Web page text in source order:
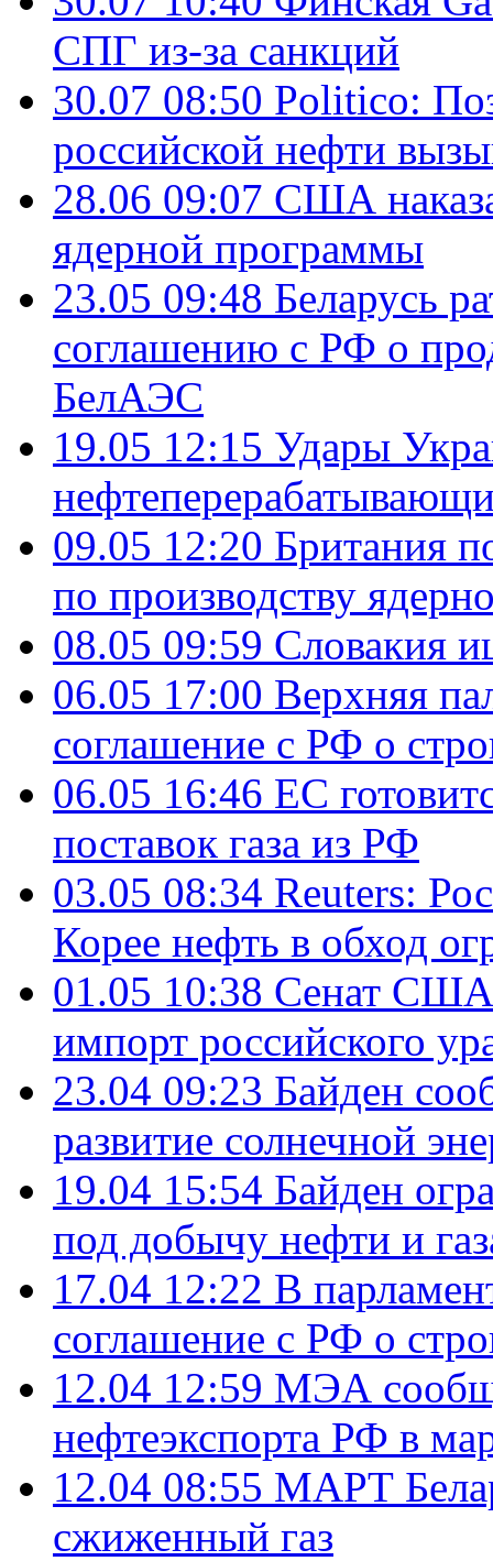
СПГ из-за санкций
30.07 08:50 Politico:
российской нефти
28.06 09:07 США
ядерной программы
23.05 09:48 Беларусь
соглашению с РФ о
БелАЭС
19.05 12:15 Удары
09.05 12:20 Британия
по производству
08.05 09:59 Словакия
06.05 17:00 Верхняя
соглашение с РФ о
06.05 16:46 ЕС
поставок газа из РФ
03.05 08:34 Reuters:
Корее нефть в обход
01.05 10:38 Сенат США
импорт российского
23.04 09:23 Байден
развитие солнечной
19.04 15:54 Байден
под добычу нефти и
17.04 12:22 В
соглашение с РФ о
12.04 12:59 МЭА
нефтеэкспорта РФ в
12.04 08:55 МАРТ
сжиженный газ